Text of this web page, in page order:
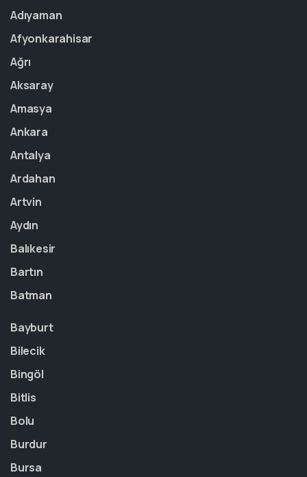
Adıyaman
Afyonkarahisar
Ağrı
Aksaray
Amasya
Ankara
Antalya
Ardahan
Artvin
Aydın
Balıkesir
Bartın
Batman
Bayburt
Bilecik
Bingöl
Bitlis
Bolu
Burdur
Bursa